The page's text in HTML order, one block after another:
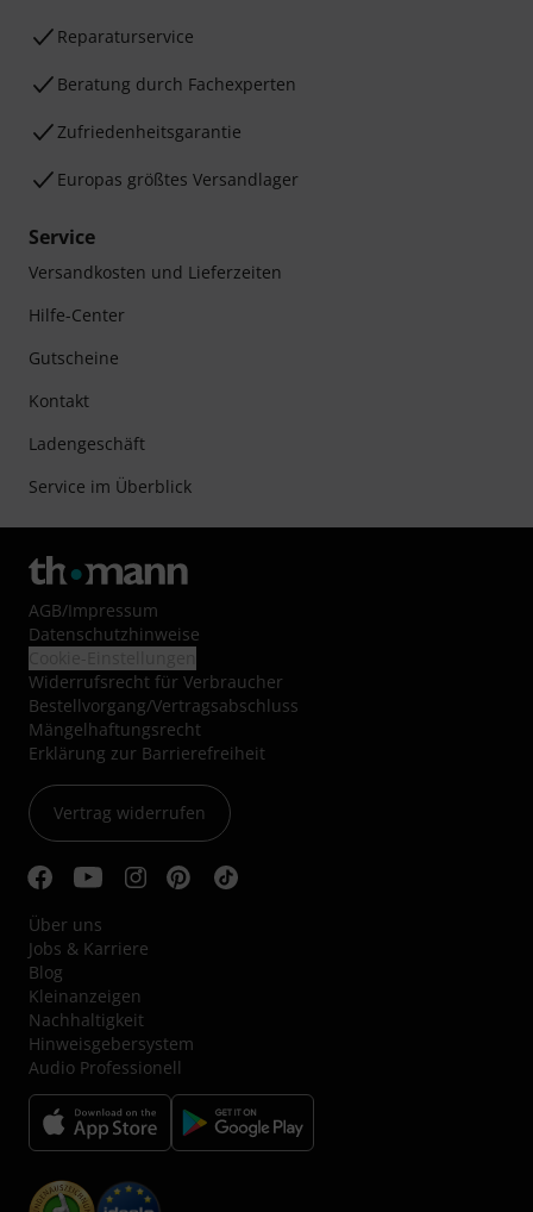
Reparaturservice
Beratung durch Fachexperten
Zufriedenheitsgarantie
Europas größtes Versandlager
Service
Versandkosten und Lieferzeiten
Hilfe-Center
Gutscheine
Kontakt
Ladengeschäft
Service im Überblick
AGB/Impressum
Datenschutzhinweise
Widerrufsrecht für Verbraucher
Bestellvorgang/Vertragsabschluss
Mängelhaftungsrecht
Erklärung zur Barrierefreiheit
Vertrag widerrufen
Über uns
Jobs & Karriere
Blog
Kleinanzeigen
Nachhaltigkeit
Hinweisgebersystem
Audio Professionell